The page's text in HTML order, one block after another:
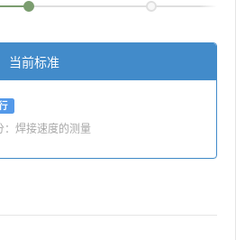
当前标准
焊接速度的测量